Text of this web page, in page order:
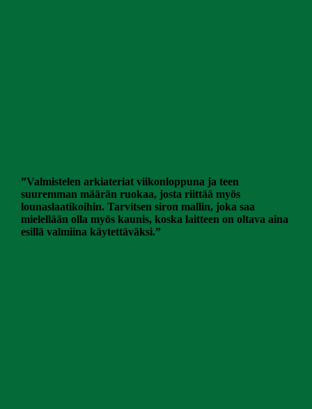
”Valmistelen arkiateriat viikonloppuna ja teen
suuremman määrän ruokaa, josta riittää myös
lounaslaatikoihin. Tarvitsen siron mallin, joka saa
mielellään olla myös kaunis, koska laitteen on oltava aina
esillä valmiina käytettäväksi.”